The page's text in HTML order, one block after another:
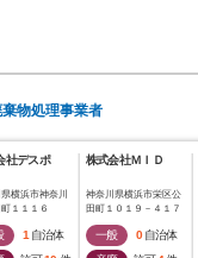
物処理事業者
社デスポ
横浜市神奈川
１１１６
1 自治体
株式会社ＭＩＤ
神奈川県横浜市栄区公
田町１０１９－４１７
一般 0 自治体